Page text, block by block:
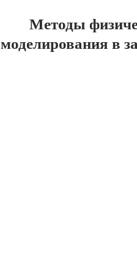
Методы
моделирования в